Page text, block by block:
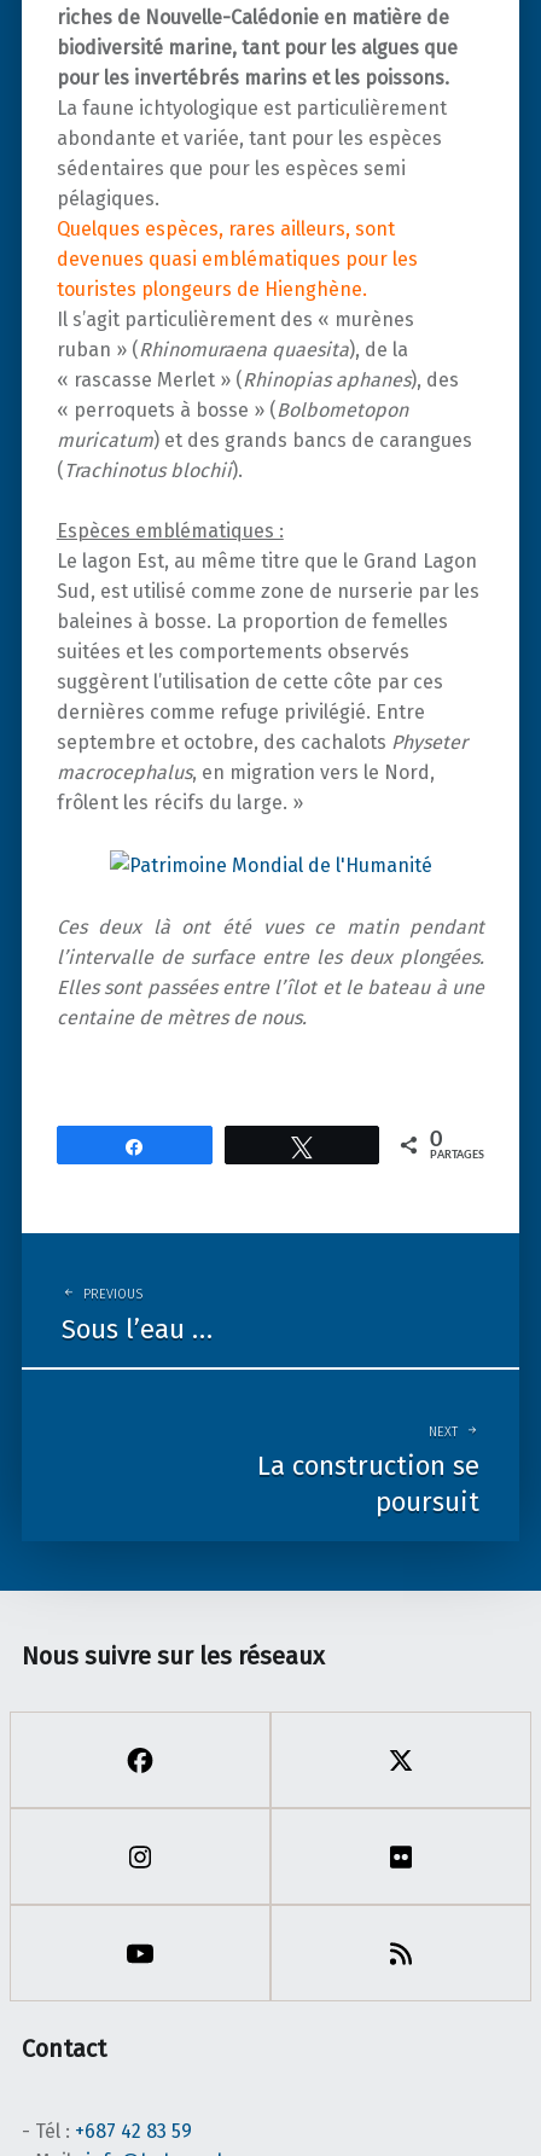
riches de Nouvelle-Calédonie en matière de
biodiversité marine, tant pour les algues que
pour les invertébrés marins et les poissons.
La faune ichtyologique est particulièrement
abondante et variée, tant pour les espèces
sédentaires que pour les espèces semi
pélagiques.
Quelques espèces, rares ailleurs, sont
devenues quasi emblématiques pour les
touristes plongeurs de Hienghène.
Il s’agit particulièrement des « murènes
ruban » (Rhinomuraena quaesita), de la
« rascasse Merlet » (Rhinopias aphanes), des
« perroquets à bosse » (Bolbometopon
muricatum) et des grands bancs de carangues
( Trachinotus blochii).
Espèces emblématiques :
Le lagon Est, au même titre que le Grand Lagon
Sud, est utilisé comme zone de nurserie par les
baleines à bosse. La proportion de femelles
suitées et les comportements observés
suggèrent l’utilisation de cette côte par ces
dernières comme refuge privilégié. Entre
septembre et octobre, des cachalots Physeter
macrocephalus, en migration vers le Nord,
frôlent les récifs du large. »
Ces deux là ont été vues ce matin pendant
l’intervalle de surface entre les deux plongées.
Elles sont passées entre l’îlot et le bateau à une
centaine de mètres de nous.
0
PARTAGES
navigation
PREVIOUS
Sous l’eau …
NEXT
La construction se
poursuit
Nous suivre sur les réseaux
Contact
- Tél : +687 42 83 59